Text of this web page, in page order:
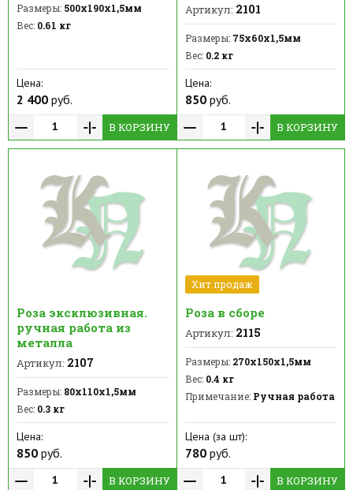
Размеры: 500х190х1,5мм
Вес: 0.61 кг
Цена:
2 400 руб.
В КОРЗИНУ
Артикул: 2101
Размеры:75х60х1,5мм
Вес:0.2 кг
Цена:
850руб.
В КОРЗИНУ
Роза эксклюзивная.
ручная работа из
металла
Артикул: 2107
Размеры: 80х110х1,5мм
Вес: 0.3 кг
Цена:
850 руб.
В КОРЗИНУ
Хит продаж
Роза в сборе
Артикул: 2115
Размеры:270х150х1,5мм
Вес:0.4 кг
Примечание:Ручная работа
Цена (за шт):
780руб.
В КОРЗИНУ